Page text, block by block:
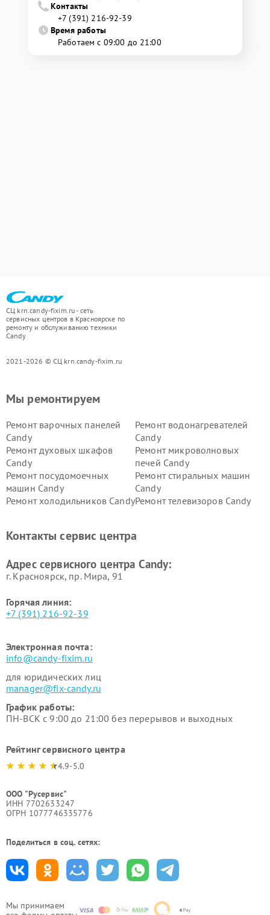
Контакты
+7 (391) 216-92-39
Время работы
Работаем с 09:00 до 21:00
СЦ krn.candy-fixim.ru - сеть
сервисных центров в Красноярске по
ремонту и обслуживанию техники
Candy
2021-2026 © СЦ krn.candy-fixim.ru
Мы принимаем
Мы ремонтируем
Ремонт варочных панелей
Candy
Ремонт водонагревателей
Candy
Ремонт духовых шкафов
Candy
Ремонт микроволновых
печей Candy
Ремонт посудомоечных
машин Candy
Ремонт стиральных машин
Candy
Ремонт холодильников CandyРемонт телевизоров Candy
Контакты сервис центра
Адрес сервисного центра Candy:
г. Красноярск, ​пр. Мира, 91
Горячая линия:
+7 (391) 216-92-39
Электронная почта:
info@candy-fixim.ru
для юридических лиц
manager@fix-candy.ru
График работы:
ПН-ВСК с 9:00 до 21:00 без перерывов и выходных
Рейтинг сервисного центра
4.9-5.0
ООО "Русервис"
ИНН 7702633247
ОГРН 1077746335776
Поделиться в соц. сетях: